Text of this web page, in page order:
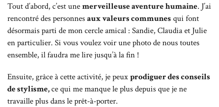
Tout d’abord, c’est unemerveilleuse aventure humaine. J’ai
rencontré des personnesaux valeurs communes qui font
désormais parti de mon cercle amical : Sandie, Claudia et Julie
en particulier. Si vous voulez voir une photo de nous toutes
ensemble, il faudra me lire jusqu’à la fin !
Ensuite, grâce à cette activité, je peuxprodiguer des conseils
de stylisme,ce qui me manque le plus depuis que je ne
travaille plus dans le prêt-à-porter.